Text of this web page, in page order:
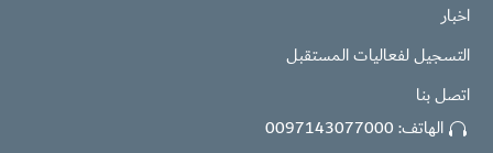
اخبار
التسجيل لفعاليات المستقبل
اتصل بنا

 الهاتف:0097143077000